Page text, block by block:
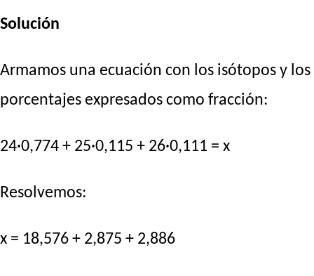
Solución
Armamos una ecuación con los isótopos y los
porcentajes expresados como fracción:
24·0,774 + 25·0,115 + 26·0,111 = x
Resolvemos:
x = 18,576 + 2,875 + 2,886